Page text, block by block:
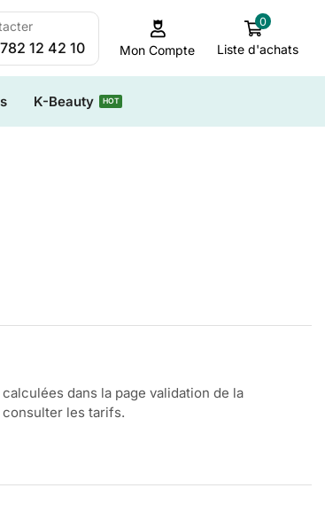
12 42 10 Mon Compte
0
Liste d'achats
K-Beauty HOT
dans la page validation de la
les tarifs.